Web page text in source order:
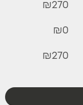
₪270
₪0
₪270